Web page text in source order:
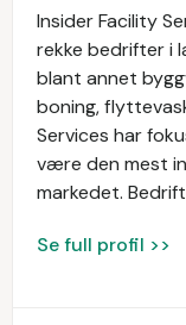
Insider Facility
rekke bedrifter i
blant annet
boning,
Services har
være den mest
markedet.
Se full profil >>